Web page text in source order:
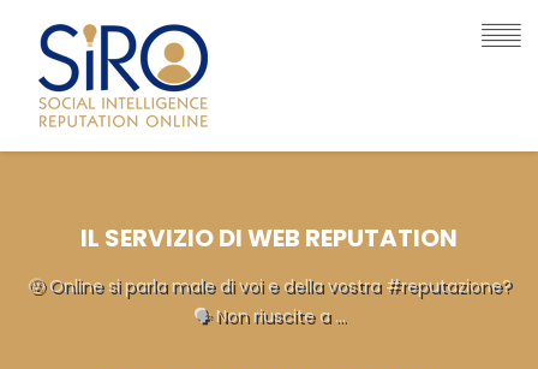
IL SERVIZIO DI WEB REPUTATION
🤬 Online si parla male di voi e della vostra #reputazione?
🗣 Non riuscite a ...